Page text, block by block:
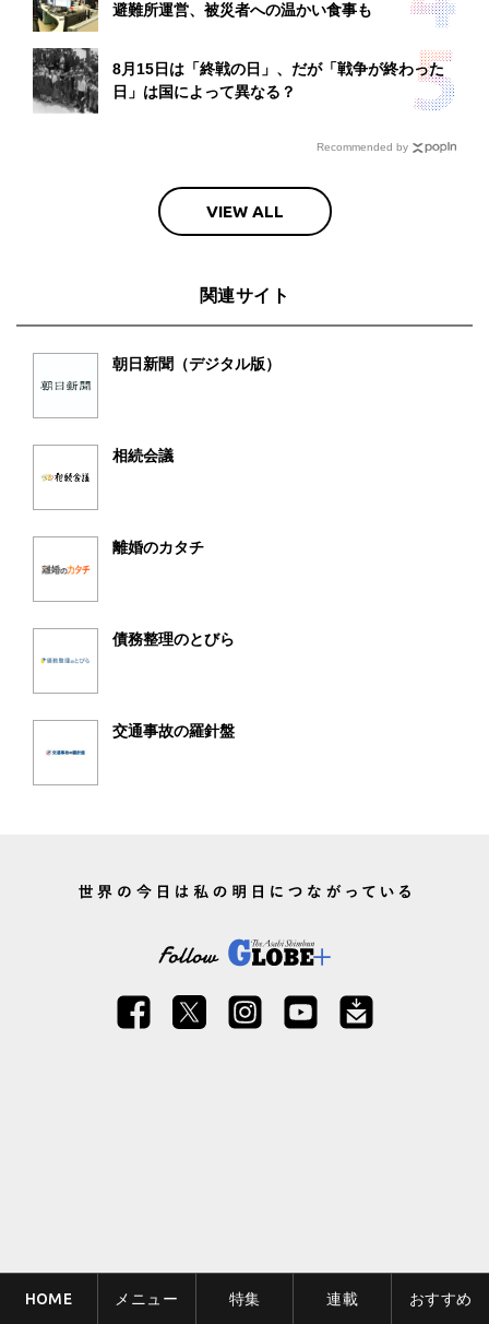
避難所運営、被災者への温かい食事も
8月15日は「終戦の日」、だが「戦争が終わった
日」は国によって異なる？
Recommended by
VIEW ALL
関連サイト
朝日新聞（デジタル版）
相続会議
離婚のカタチ
債務整理のとびら
交通事故の羅針盤
HOME メニュー 特集 連載 おすすめ